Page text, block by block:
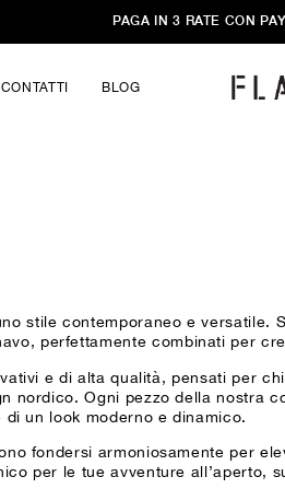
PAGA IN 3 RATE CON
CONTATTI BLOG
stile contemporaneo e versatile.
perfettamente combinati per
e di alta qualità, pensati per
nordico. Ogni pezzo della nostra
un look moderno e dinamico.
fondersi armoniosamente per
per le tue avventure all’aperto,